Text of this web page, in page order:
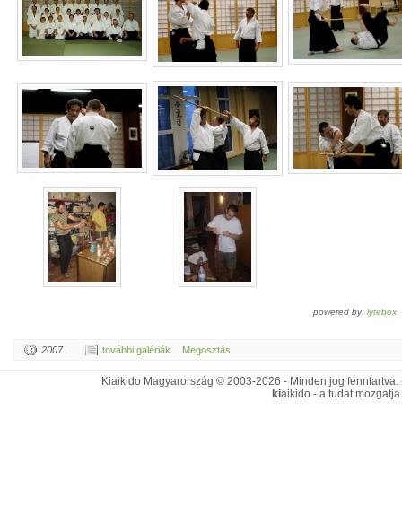
powered by: lytebox
2007 . további galériák Megosztás
Kiaikido Magyarország © 2003-2026 - Minden jog
kiaikido - a tudat mozgatja